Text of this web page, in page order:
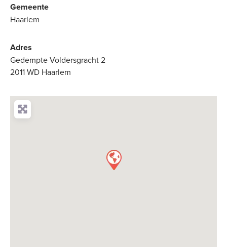
Gemeente
Haarlem
Adres
Gedempte Voldersgracht 2
2011 WD Haarlem